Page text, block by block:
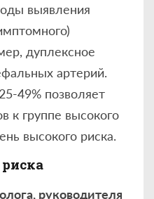
выявления
дуплексное
артерий.
49% позволяет
к группе высокого
высокого риска.
руководителя